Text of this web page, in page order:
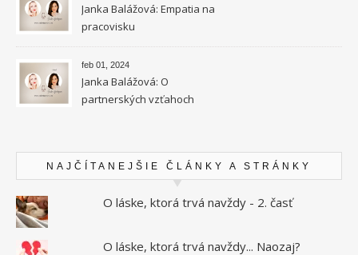
Janka Balážová: Empatia na
pracovisku
feb 01, 2024
Janka Balážová: O
partnerských vzťahoch
NAJČÍTANEJŠIE ČLÁNKY A STRÁNKY
O láske, ktorá trvá navždy - 2. časť
O láske, ktorá trvá navždy... Naozaj?